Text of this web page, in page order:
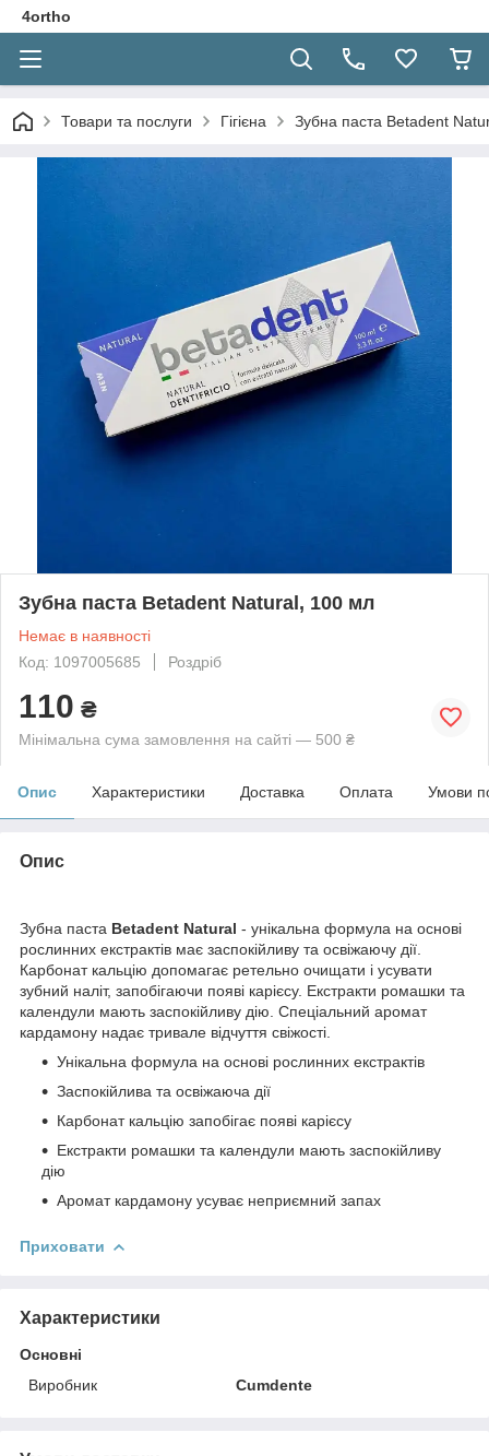
4ortho
Товари та послуги Гігієна Зубна паста Betadent
Зубна паста Betadent Natural, 100 мл
Немає в наявності
Код: 1097005685
Роздріб
110 ₴
Мінімальна сума замовлення на сайті — 500 ₴
Опис Характеристики Доставка Оплата Умови
Опис
Зубна паста Betadent Natural - унікальна формула на основі
рослинних екстрактів має заспокійливу та освіжаючу дії.
Карбонат кальцію допомагає ретельно очищати і усувати
зубний наліт, запобігаючи появі карієсу. Екстракти ромашки та
календули мають заспокійливу дію. Спеціальний аромат
кардамону надає тривале відчуття свіжості.
Унікальна формула на основі рослинних екстрактів
Заспокійлива та освіжаюча дії
Карбонат кальцію запобігає появі карієсу
Екстракти ромашки та календули мають заспокійливу
дію
Аромат кардамону усуває неприємний запах
Приховати
Характеристики
Основні
Виробник
Cumdente